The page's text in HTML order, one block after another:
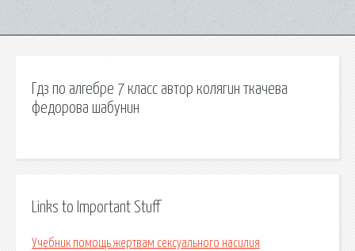
Гдз по алгебре 7 класс автор колягин ткачева
федорова шабунин
Links to Important Stuff
Учебник помощь жертвам сексуального насилия